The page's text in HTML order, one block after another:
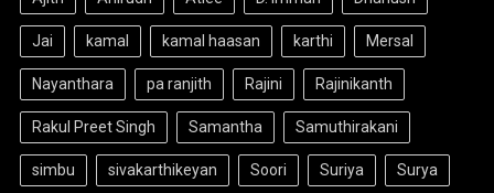
Jai kamal kamal haasan karthi Mersal
Nayanthara pa ranjith Rajini Rajinikanth
Rakul Preet Singh Samantha Samuthirakani
simbu sivakarthikeyan Soori Suriya Surya